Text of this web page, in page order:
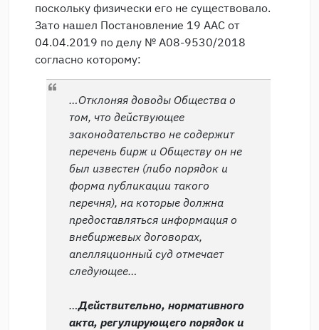
поскольку физически его не существовало.
Зато нашел Постановление 19 ААС от
04.04.2019 по делу № А08-9530/2018
согласно которому:
…Отклоняя доводы Общества о
том, что действующее
законодательство не содержит
перечень бирж и Обществу он не
был известен (либо порядок и
форма публикации такого
перечня), на которые должна
предоставляться информация о
внебиржевых договорах,
апелляционный суд отмечает
следующее…
…Действительно, нормативного
акта, регулирующего порядок и